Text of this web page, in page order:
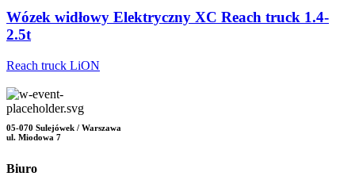
Wózek widłowy Elektryczny XC Reach truck 1.4-
2.5t
Reach truck LiON
05-070 Sulejówek / Warszawa
ul. Miodowa 7
Biuro